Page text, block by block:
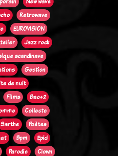
Retrowave
EUROVISION
Jazz rock
scandinave
Gestion
de nuit
Films
Bac+2
Collecte
Sarthe
Poètes
Bpm
Epid
Parodie
Clown